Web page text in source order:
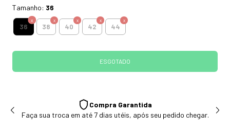
Tamanho: 36
36 38 40 42 44
Compra Garantida
Faça sua troca em até 7 dias utéis, após seu pedido chegar.